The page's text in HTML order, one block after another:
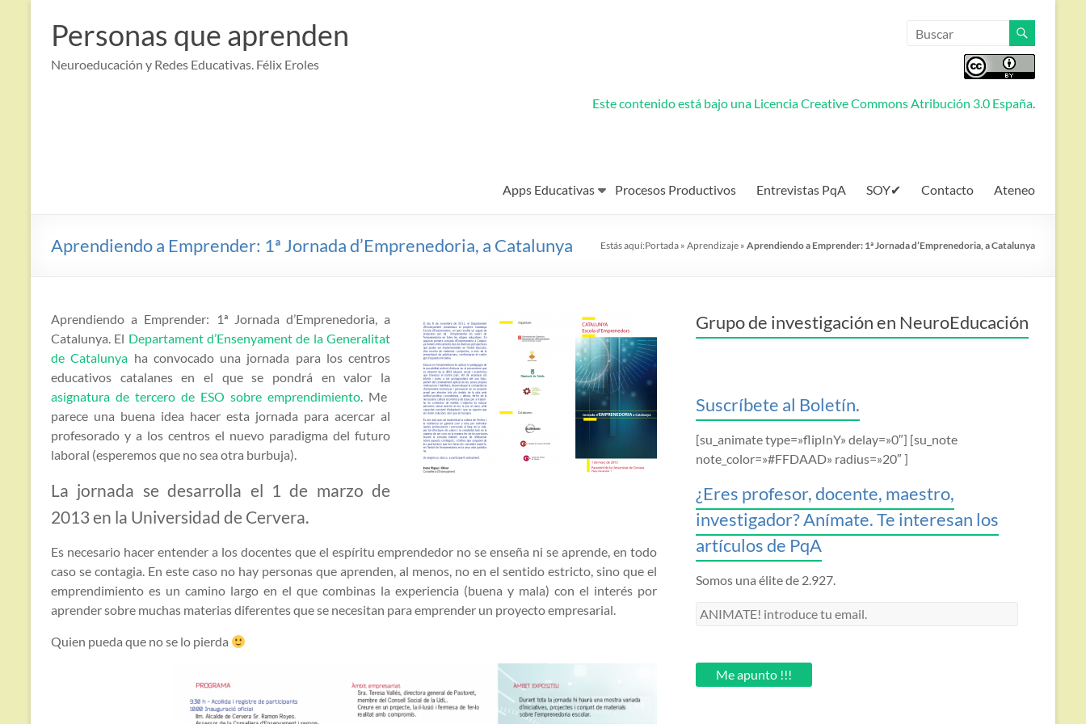
contenido
Personas que aprenden
Neuroeducación y Redes Educativas. Félix Eroles
Este contenido está bajo una Licencia Creative Commons Atribución 3.0 España.
Apps Educativas Procesos Productivos Entrevistas PqA SOY✔ Contacto Ateneo
Aprendiendo a Emprender: 1ª Jornada d’Emprenedoria, a Catalunya Estás aquí:Portada » Aprendizaje » Aprendiendo a Emprender: 1ª Jornada d’Emprenedoria, a Catalunya
Aprendiendo a Emprender: 1ª Jornada d’Emprenedoria, a
Catalunya. El Departament d’Ensenyament de la Generalitat
de Catalunya ha convocado una jornada para los centros
educativos catalanes en el que se pondrá en valor la
asignatura de tercero de ESO sobre emprendimiento. Me
parece una buena idea hacer esta jornada para acercar al
profesorado y a los centros el nuevo paradigma del futuro
laboral (esperemos que no sea otra burbuja).
La jornada se desarrolla el 1 de marzo de
2013 en la Universidad de Cervera.
Es necesario hacer entender a los docentes que el espíritu emprendedor no se enseña ni se aprende, en todo
caso se contagia. En este caso no hay personas que aprenden, al menos, no en el sentido estricto, sino que el
emprendimiento es un camino largo en el que combinas la experiencia (buena y mala) con el interés por
aprender sobre muchas materias diferentes que se necesitan para emprender un proyecto empresarial.
Quien pueda que no se lo pierda
Grupo de investigación en NeuroEducación
Suscríbete al Boletín.
[su_animate type=»flipInY» delay=»0″] [su_note
note_color=»#FFDAAD» radius=»20″ ]
¿Eres profesor, docente, maestro,
investigador? Anímate. Te interesan los
artículos de PqA
Somos una élite de 2.927.
ANIMATE!
email.Me apunto !!!